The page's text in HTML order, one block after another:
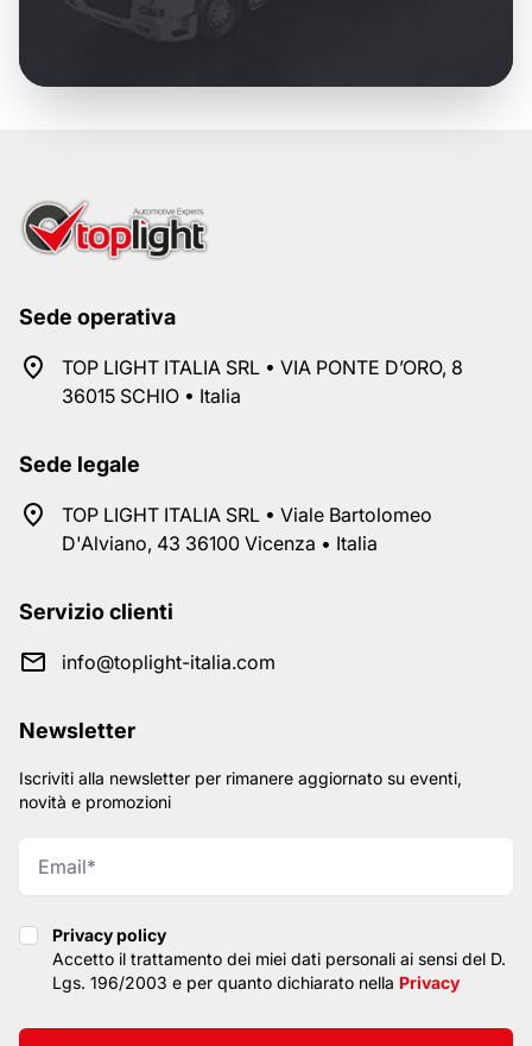
Sede operativa
TOP LIGHT ITALIA SRL • VIA PONTE D’ORO, 8
36015 SCHIO • Italia
Sede legale
TOP LIGHT ITALIA SRL • Viale Bartolomeo
D'Alviano, 43 36100 Vicenza • Italia
Servizio clienti
info@toplight-italia.com
Newsletter
Iscriviti alla newsletter per rimanere aggiornato su eventi,
novità e promozioni
Privacy policy
Privacy policy
Accetto il trattamento dei miei dati personali ai sensi del D.
Lgs. 196/2003 e per quanto dichiarato nella Privacy